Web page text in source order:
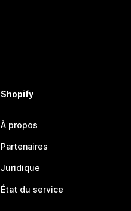
Shopify
À propos
Partenaires
Juridique
État du service